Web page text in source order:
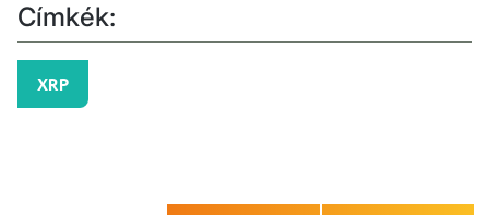
Címkék:
XRP